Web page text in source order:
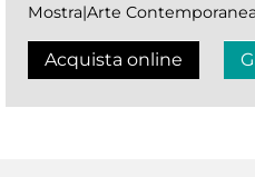
Mostra|Arte Contemporanea
Acquista online